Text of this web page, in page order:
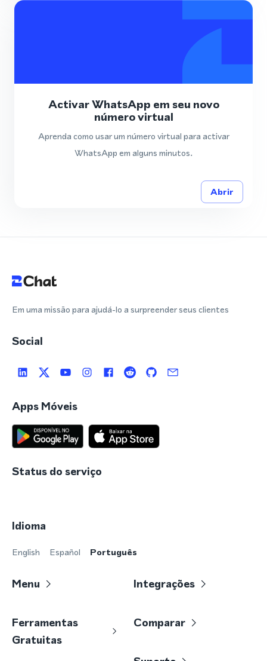
Activar WhatsApp em seu novo
número virtual
Aprenda como usar um número virtual para activar
WhatsApp em alguns minutos.
Abrir
Em uma missão para ajudá-lo a surpreender seus clientes
Social
Apps Móveis
Status do serviço
Idioma
English Español Português
Menu Integrações
Ferramentas
Gratuitas
Comparar